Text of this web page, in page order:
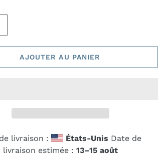
AJOUTER AU PANIER
livraison : États-Unis Date de
livraison estimée : 13⁠–15 août